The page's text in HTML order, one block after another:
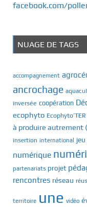
facebook.com/
NUAGE DE TAGS
accompagnement
ancrochage
inversée coopération
ecophyto Ecophyto’TER
à produire autrement
insertion international jeu
numérique
partenariats projet
rencontres réseau
territoire une vidéo